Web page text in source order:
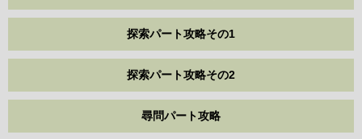
探索パート攻略その1
探索パート攻略その2
尋問パート攻略